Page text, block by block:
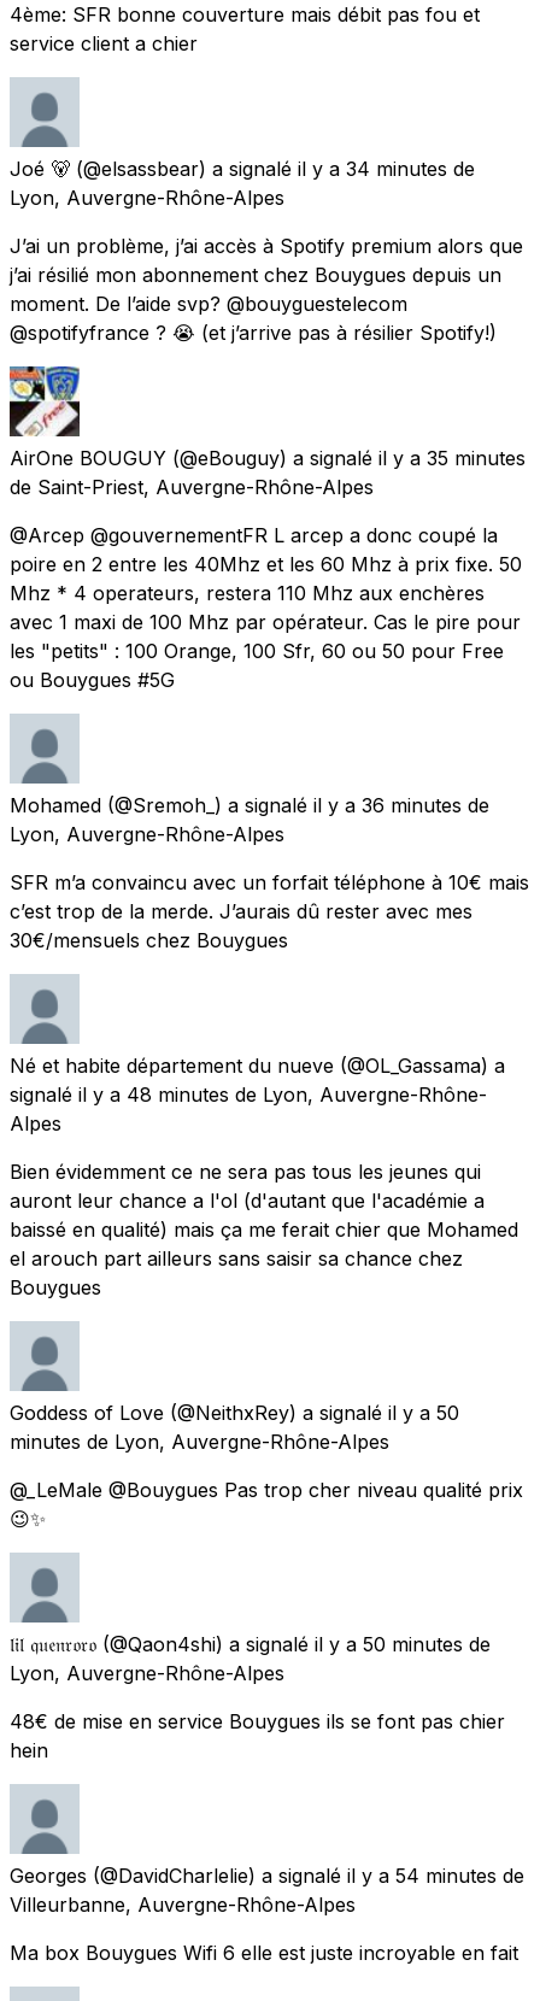
4ème: SFR bonne couverture mais débit pas fou et
service client a chier
Joé 🐻 (@elsassbear) a signalé il y a 34 minutes de
Lyon, Auvergne-Rhône-Alpes
J’ai un problème, j’ai accès à Spotify premium alors que
j’ai résilié mon abonnement chez Bouygues depuis un
moment. De l’aide svp? @bouyguestelecom
@spotifyfrance ? 😭 (et j’arrive pas à résilier Spotify!)
AirOne BOUGUY (@eBouguy) a signalé il y a 35 minutes
de Saint-Priest, Auvergne-Rhône-Alpes
@Arcep @gouvernementFR L arcep a donc coupé la
poire en 2 entre les 40Mhz et les 60 Mhz à prix fixe. 50
Mhz * 4 operateurs, restera 110 Mhz aux enchères
avec 1 maxi de 100 Mhz par opérateur. Cas le pire pour
les "petits" : 100 Orange, 100 Sfr, 60 ou 50 pour Free
ou Bouygues #5G
Mohamed (@Sremoh_) a signalé il y a 36 minutes de
Lyon, Auvergne-Rhône-Alpes
SFR m’a convaincu avec un forfait téléphone à 10€ mais
c’est trop de la merde. J’aurais dû rester avec mes
30€/mensuels chez Bouygues
Né et habite département du nueve (@OL_Gassama) a
signalé il y a 48 minutes de Lyon, Auvergne-Rhône-
Alpes
Bien évidemment ce ne sera pas tous les jeunes qui
auront leur chance a l'ol (d'autant que l'académie a
baissé en qualité) mais ça me ferait chier que Mohamed
el arouch part ailleurs sans saisir sa chance chez
Bouygues
Goddess of Love (@NeithxRey) a signalé il y a 50
minutes de Lyon, Auvergne-Rhône-Alpes
@_LeMale @Bouygues Pas trop cher niveau qualité prix
😉✨
𝔩𝔦𝔩 𝔮𝔲𝔢𝔫𝔯𝔬𝔯𝔬 (@Qaon4shi) a signalé il y a 50 minutes de
Lyon, Auvergne-Rhône-Alpes
48€ de mise en service Bouygues ils se font pas chier
hein
Georges (@DavidCharlelie) a signalé il y a 54 minutes de
Villeurbanne, Auvergne-Rhône-Alpes
Ma box Bouygues Wifi 6 elle est juste incroyable en fait